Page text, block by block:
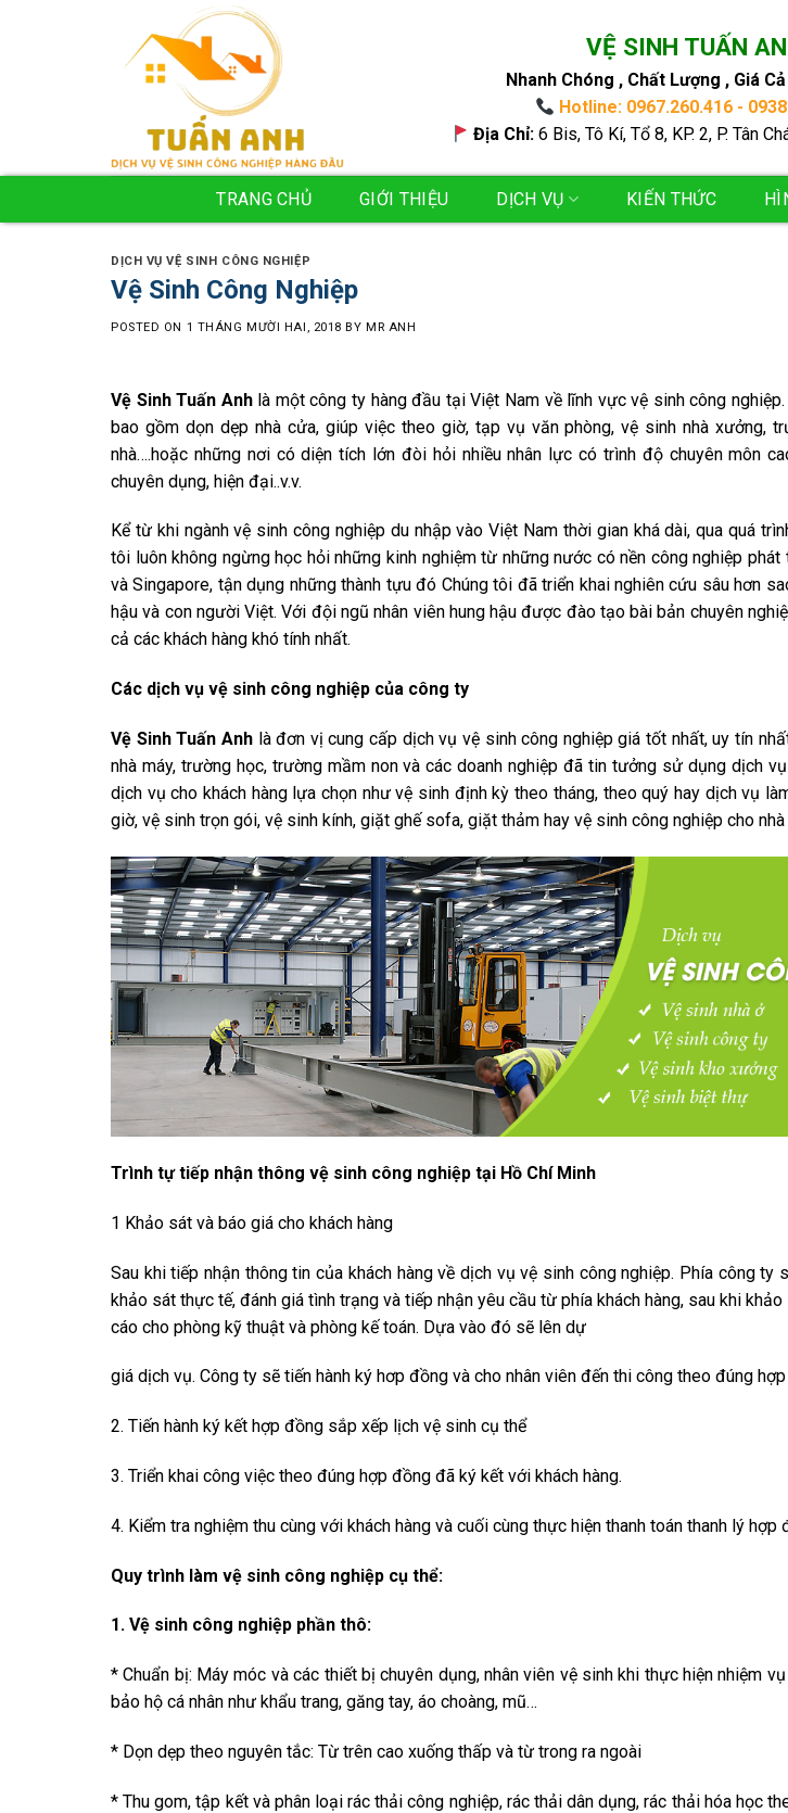
VỆ SINH TUẤN
Nhanh Chóng , Chất Lượng , Giá
Hotline: 0967.260.416 -
Địa Chỉ:6 Bis, Tô Kí, Tổ 8, KP. 2, P. Tân
TRANG CHỦ GIỚI THIỆU DỊCH VỤ KIẾN THỨC
DỊCH VỤ VỆ SINH CÔNG NGHIỆP
Vệ Sinh Công Nghiệp
POSTED ON 1 THÁNG MƯỜI HAI, 2018 BYMR ANH
Vệ Sinh Tuấn Anhlà một công ty hàng đầu tại Việt Nam về lĩnh vực vệ sinh công
bao gồm dọn dẹp nhà cửa, giúp việc theo giờ, tạp vụ văn phòng, vệ sinh nhà xưởng,
nhà….hoặc những nơi có diện tích lớn đòi hỏi nhiều nhân lực có trình độ chuyên môn
chuyên dụng, hiện đại..v.v.
Kể từ khi ngành vệ sinh công nghiệp du nhập vào Việt Nam thời gian khá dài, qua quá
tôi luôn không ngừng học hỏi những kinh nghiệm từ những nước có nền công nghiệp
và Singapore, tận dụng những thành tựu đó Chúng tôi đã triển khai nghiên cứu sâu hơn
hậu và con người Việt. Với đội ngũ nhân viên hung hậu được đào tạo bài bản chuyên
cả các khách hàng khó tính nhất.
Các dịch vụ vệ sinh công nghiệp của công ty
Vệ Sinh Tuấn Anhlà đơn vị cung cấp dịch vụ vệ sinh công nghiệp giá tốt nhất, uy tín
nhà máy, trường học, trường mầm non và các doanh nghiệp đã tin tưởng sử dụng dịch
dịch vụ cho khách hàng lựa chọn như vệ sinh định kỳ theo tháng, theo quý hay dịch vụ
giờ, vệ sinh trọn gói, vệ sinh kính, giặt ghế sofa, giặt thảm hay vệ sinh công nghiệp cho
Trình tự tiếp nhận thông vệ sinh công nghiệp tại Hồ Chí Minh
1 Khảo sát và báo giá cho khách hàng
Sau khi tiếp nhận thông tin của khách hàng về dịch vụ vệ sinh công nghiệp. Phía công ty
khảo sát thực tế, đánh giá tình trạng và tiếp nhận yêu cầu từ phía khách hàng, sau khi
cáo cho phòng kỹ thuật và phòng kế toán. Dựa vào đó sẽ lên dự
giá dịch vụ. Công ty sẽ tiến hành ký hơp đồng và cho nhân viên đến thi công theo đúng
2. Tiến hành ký kết hợp đồng sắp xếp lịch vệ sinh cụ thể
3. Triển khai công việc theo đúng hợp đồng đã ký kết với khách hàng.
4. Kiểm tra nghiệm thu cùng với khách hàng và cuối cùng thực hiện thanh toán thanh lý hợp
Quy trình làm vệ sinh công nghiệp cụ thể:
1. Vệ sinh công nghiệp phần thô:
* Chuẩn bị: Máy móc và các thiết bị chuyên dụng, nhân viên vệ sinh khi thực hiện nhiệm
bảo hộ cá nhân như khẩu trang, găng tay, áo choàng, mũ…
* Dọn dẹp theo nguyên tắc: Từ trên cao xuống thấp và từ trong ra ngoài
* Thu gom, tập kết và phân loại rác thải công nghiệp, rác thải dân dụng, rác thải hóa học